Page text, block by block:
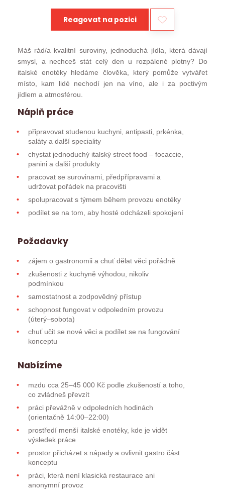
Reagovat na pozici
Máš rád/a kvalitní suroviny, jednoduchá jídla, která dávají
smysl, a nechceš stát celý den u rozpálené plotny? Do
italské enotéky hledáme člověka, který pomůže vytvářet
místo, kam lidé nechodí jen na víno, ale i za poctivým
jídlem a atmosférou.
Náplň práce
připravovat studenou kuchyni, antipasti, prkénka,
saláty a další speciality
chystat jednoduchý italský street food – focaccie,
panini a další produkty
pracovat se surovinami, předpřípravami a
udržovat pořádek na pracovišti
spolupracovat s týmem během provozu enotéky
podílet se na tom, aby hosté odcházeli spokojení
Požadavky
zájem o gastronomii a chuť dělat věci pořádně
zkušenosti z kuchyně výhodou, nikoliv
podmínkou
samostatnost a zodpovědný přístup
schopnost fungovat v odpoledním provozu
(úterý–sobota)
chuť učit se nové věci a podílet se na fungování
konceptu
Nabízíme
mzdu cca 25–45 000 Kč podle zkušeností a toho,
co zvládneš převzít
práci převážně v odpoledních hodinách
(orientačně 14:00–22:00)
prostředí menší italské enotéky, kde je vidět
výsledek práce
prostor přicházet s nápady a ovlivnit gastro část
konceptu
práci, která není klasická restaurace ani
anonymní provoz